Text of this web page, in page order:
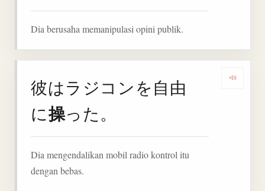
Dia berusaha memanipulasi opini publik.
彼はラジコンを自由
に操った。
Dia mengendalikan mobil radio kontrol itu
dengan bebas.